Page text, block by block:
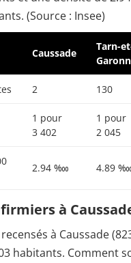
(Source : Insee)
Caussade
Tarn-
2 130
1 pour
3 402
1 pour
2 045
2.94 ‱ 4.89
à
à Caussade
habitants. Comment